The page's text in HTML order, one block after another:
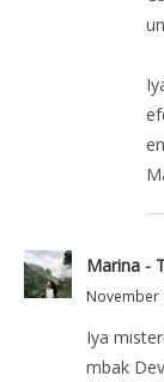
Marina -
November
Iya
mbak